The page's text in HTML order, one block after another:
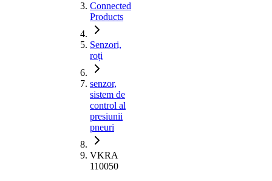
Connected
Products
Senzori,
roți
senzor,
sistem de
control al
presiunii
pneuri
VKRA
110050